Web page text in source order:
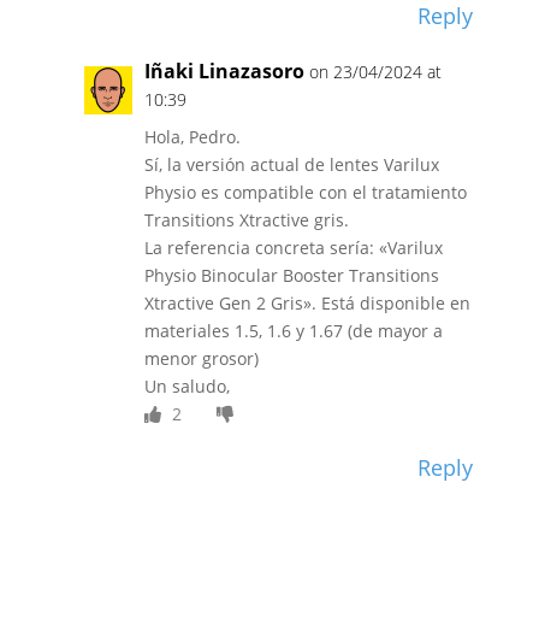
Reply
Iñaki Linazasoro on 23/04/2024 at
10:39
Hola, Pedro.
Sí, la versión actual de lentes Varilux
Physio es compatible con el tratamiento
Transitions Xtractive gris.
La referencia concreta sería: «Varilux
Physio Binocular Booster Transitions
Xtractive Gen 2 Gris». Está disponible en
materiales 1.5, 1.6 y 1.67 (de mayor a
menor grosor)
Un saludo,
2
Reply